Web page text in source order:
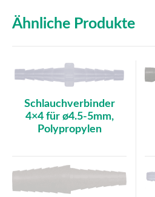
Ähnliche Produkte
Schlauchverbinder
4×4 für ø4.5-5mm,
Polypropylen